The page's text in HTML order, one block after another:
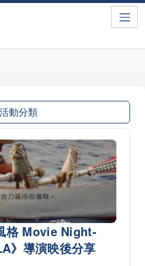
活動分類
格 Movie Night-
》導演映後分享